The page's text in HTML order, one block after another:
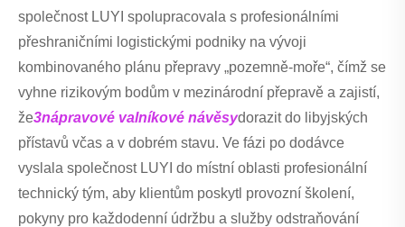
společnost LUYI spolupracovala s profesionálními
přeshraničními logistickými podniky na vývoji
kombinovaného plánu přepravy „pozemně-moře“, čímž se
vyhne rizikovým bodům v mezinárodní přepravě a zajistí,
že3nápravové valníkové návěsydorazit do libyjských
přístavů včas a v dobrém stavu. Ve fázi po dodávce
vyslala společnost LUYI do místní oblasti profesionální
technický tým, aby klientům poskytl provozní školení,
pokyny pro každodenní údržbu a služby odstraňování